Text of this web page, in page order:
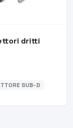
dritti
SUB-D